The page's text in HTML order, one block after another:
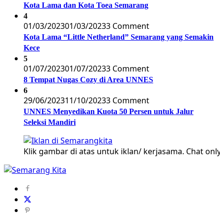
Kota Lama dan Kota Toea Semarang
4
01/03/202301/03/20233 Comment
Kota Lama “Little Netherland” Semarang yang Semakin
Kece
5
01/07/202301/07/20233 Comment
8 Tempat Nugas Cozy di Area UNNES
6
29/06/202311/10/20233 Comment
UNNES Menyedikan Kuota 50 Persen untuk Jalur
Seleksi Mandiri
Klik gambar di atas untuk iklan/ kerjasama. Chat